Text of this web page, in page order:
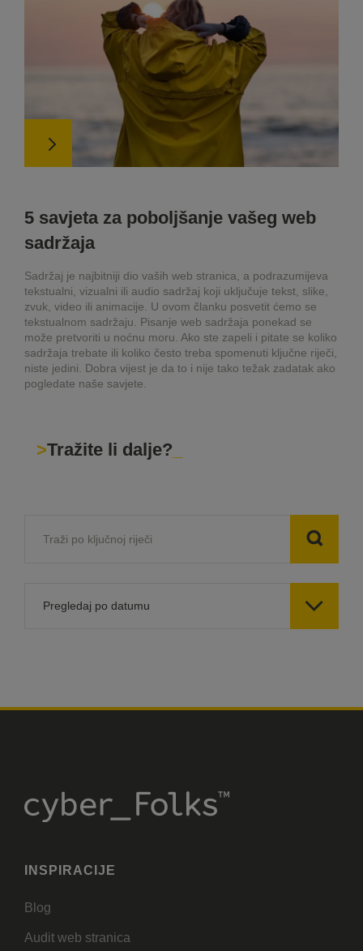
5 savjeta za poboljšanje vašeg web
sadržaja
Sadržaj je najbitniji dio vaših web stranica, a podrazumijeva
tekstualni, vizualni ili audio sadržaj koji uključuje tekst, slike,
zvuk, video ili animacije. U ovom članku posvetit ćemo se
tekstualnom sadržaju. Pisanje web sadržaja ponekad se
može pretvoriti u noćnu moru. Ako ste zapeli i pitate se koliko
sadržaja trebate ili koliko često treba spomenuti ključne riječi,
niste jedini. Dobra vijest je da to i nije tako težak zadatak ako
pogledate naše savjete.
Tražite li dalje?

Pregledaj po datumu
INSPIRACIJE
Blog
Audit web stranica